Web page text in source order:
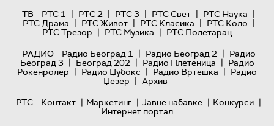
ТВ
РТС 1 | РТС 2 | РТС 3 | РТС Свет | РТС Наука |
РТС Драма | РТС Живот | РТС Класика | РТС Коло |
РТС Трезор | РТС Музика | РТС Полетарац
РАДИО
Радио Београд 1 | Радио Београд 2 | Радио
Београд 3 | Београд 202 | Радио Плетеница | Радио
Рокенролер | Радио Џубокс | Радио Вртешка | Радио
Џезер | Архив
РТС
Контакт | Маркетинг | Јавне набавке | Конкурси |
Интернет портал